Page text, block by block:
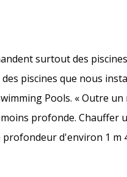
surtout des
piscines que nous
Pools. « Outre
profonde. Chauffer
d'environ 1 m